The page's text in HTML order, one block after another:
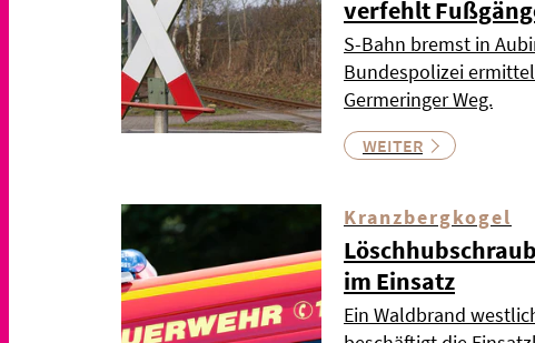
verfehlt
S-Bahn bremst in
Bundespolizei
Germeringer Weg.
WEITER
Kranzbergkogel
im Einsatz
Ein Waldbrand